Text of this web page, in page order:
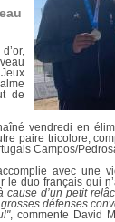
UTILES
SANITAIRE
COVID-19
>CLIQUEZ ICI
de
vendredi en
paire tricolore,
Campos/
avec une
duo français qui
d’un petit
défenses
, commente David